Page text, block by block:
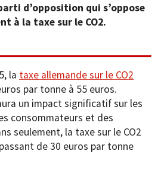
d’opposition qui s’oppose
à la taxe sur le CO2.
la taxe allemande sur le CO2
par tonne à 55 euros.
un impact significatif sur les
consommateurs et des
seulement, la taxe sur le CO2
de 30 euros par tonne